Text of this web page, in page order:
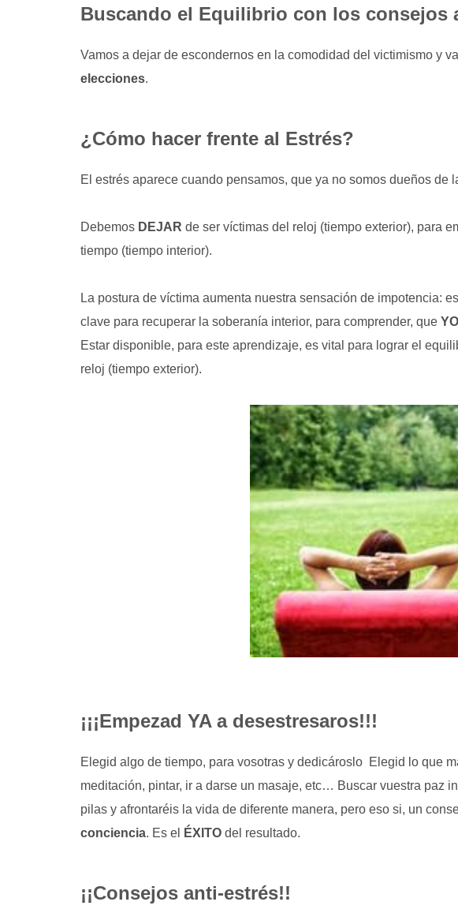
Buscando el Equilibrio con los consejos
Vamos a dejar de escondernos en la comodidad del victimismo y
elecciones.
¿Cómo hacer frente al Estrés?
El estrés aparece cuando pensamos, que ya no somos dueños de
Debemos DEJAR de ser víctimas del reloj (tiempo exterior), para
tiempo (tiempo interior).
La postura de víctima aumenta nuestra sensación de impotencia:
clave para recuperar la soberanía interior, para comprender, que YO
Estar disponible, para este aprendizaje, es vital para lograr el
reloj (tiempo exterior).
¡¡¡Empezad YA a desestresaros!!!
Elegid algo de tiempo, para vosotras y dedicároslo Elegid lo que
meditación, pintar, ir a darse un masaje, etc… Buscar vuestra paz
pilas y afrontaréis la vida de diferente manera, pero eso si, un
conciencia. Es el ÉXITO del resultado.
¡¡Consejos anti-estrés!!